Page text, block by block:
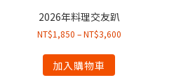
2026年料理交友趴
NT$1,850 –NT$3,600
加入購物車